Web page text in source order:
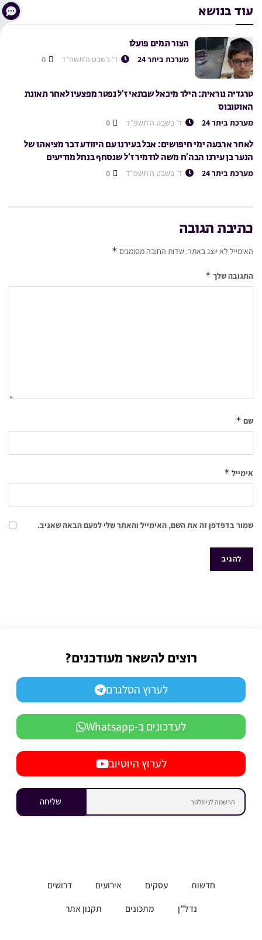
עוד בנושא
הצור תמים פועלו
מערכת ביתר 24 ד׳ בשבט ה׳תשפ״ד
טרגדיה נוראית: הילד מיכאל שבתאי ז’ל נפטר מפצעיו לאחר תאונת
האוטובוס
מערכת ביתר 24 ד׳ בשבט ה׳תשפ״ד
לאחר ארבעה ימי חיפושים: אבל בעירנו עם היוודע דבר מציאתו של
הנער בן עירנו הבה’ח משה לודמיר ז’ל שנסחף בנחל מודיעים
מערכת ביתר 24 ד׳ בשבט ה׳תשפ״ד
כתיבת תגובה
האימייל לא יוצג באתר. שדות החובה מסומנים *
התגובה שלך *
שם *
אימייל *
שמור בדפדפן זה את השם, האימייל והאתר שלי לפעם הבאה שאגיב.
רוצים להשאר מעודכנים?
לערוץ הטלגרם
לעדכונים ב-Whatsapp
לערוץ היוטיוב
שליחה
חדשות עסקים אירועים
דרושים
נדל”ן
מתכונים תקנון אתר